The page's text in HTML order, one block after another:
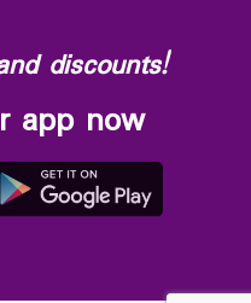
discounts!
app now